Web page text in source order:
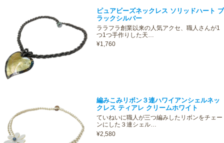
ピュアビーズネックレス ソリッドハート ブ
ラックシルバー
ララフラ創業以来の人気アクセ、職人さんが1
つ1つ手作りした天…
¥1,760
編みこみリボン３連ハワイアンシェルネッ
クレス ティアレ クリームホワイト
ていねいに職人が三つ編みしたリボンをチェー
ンにした３連シェル…
¥2,580